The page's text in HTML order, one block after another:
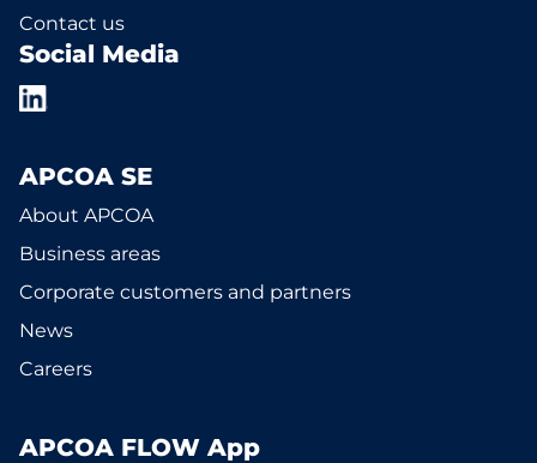
Contact us
Social Media
APCOA SE
About APCOA
Business areas
Corporate customers and partners
News
Careers
APCOA FLOW App